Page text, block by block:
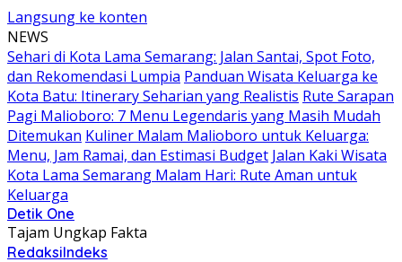
Langsung ke konten
NEWS
Sehari di Kota Lama Semarang: Jalan Santai, Spot Foto,
dan Rekomendasi Lumpia Panduan Wisata Keluarga ke
Kota Batu: Itinerary Seharian yang Realistis Rute Sarapan
Pagi Malioboro: 7 Menu Legendaris yang Masih Mudah
Ditemukan Kuliner Malam Malioboro untuk Keluarga:
Menu, Jam Ramai, dan Estimasi Budget Jalan Kaki Wisata
Kota Lama Semarang Malam Hari: Rute Aman untuk
Keluarga
Detik One
Tajam Ungkap Fakta
RedaksiIndeks